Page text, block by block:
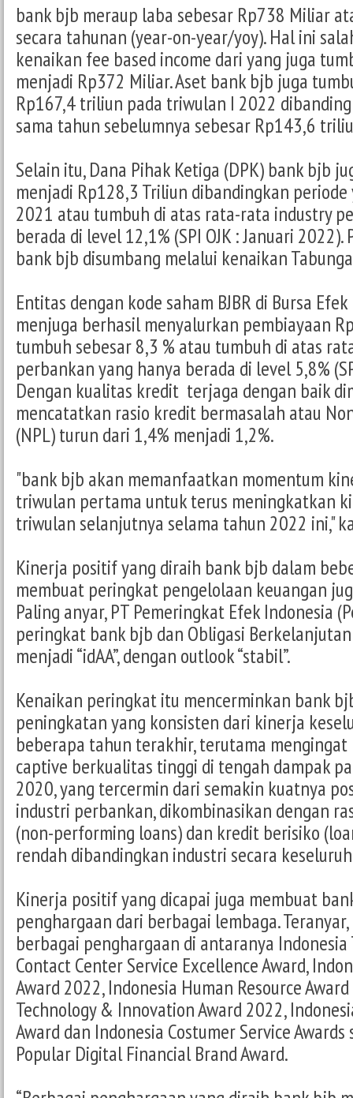
bank bjb meraup laba sebesar Rp738 Miliar
secara tahunan (year-on-year/yoy). Hal ini
kenaikan fee based income dari yang juga
menjadi Rp372 Miliar. Aset bank bjb juga
Rp167,4 triliun pada triwulan I 2022
sama tahun sebelumnya sebesar Rp143,6
Selain itu, Dana Pihak Ketiga (DPK) bank bjb
menjadi Rp128,3 Triliun dibandingkan
2021 atau tumbuh di atas rata-rata industry
berada di level 12,1% (SPI OJK : Januari
bank bjb disumbang melalui kenaikan
Entitas dengan kode saham BJBR di Bursa
menjuga berhasil menyalurkan pembiayaan
tumbuh sebesar 8,3 % atau tumbuh di atas
perbankan yang hanya berada di level 5,8%
Dengan kualitas kredit terjaga dengan baik
mencatatkan rasio kredit bermasalah atau
(NPL) turun dari 1,4% menjadi 1,2%.
"bank bjb akan memanfaatkan momentum
triwulan pertama untuk terus meningkatkan
triwulan selanjutnya selama tahun 2022 ini,"
Kinerja positif yang diraih bank bjb dalam
membuat peringkat pengelolaan keuangan
Paling anyar, PT Pemeringkat Efek Indonesia
peringkat bank bjb dan Obligasi Berkelanjutan
menjadi “idAA”, dengan outlook “stabil”.
Kenaikan peringkat itu mencerminkan bank
peningkatan yang konsisten dari kinerja
beberapa tahun terakhir, terutama
captive berkualitas tinggi di tengah dampak
2020, yang tercermin dari semakin kuatnya
industri perbankan, dikombinasikan dengan
(non-performing loans) dan kredit berisiko
rendah dibandingkan industri secara
Kinerja positif yang dicapai juga membuat
penghargaan dari berbagai lembaga.
berbagai penghargaan di antaranya Indonesia
Contact Center Service Excellence Award,
Award 2022, Indonesia Human Resource
Technology & Innovation Award 2022,
Award dan Indonesia Costumer Service
Popular Digital Financial Brand Award.